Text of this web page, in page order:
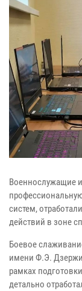
Военнослужащие
систем,
действий в зоне
Боевое
имени Ф.Э.
рамках
детально